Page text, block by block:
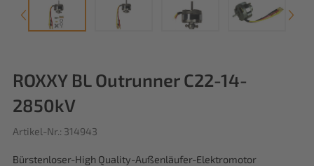
ROXXY BL Outrunner C22-14-
2850kV
Artikel-Nr.: 314943
Bürstenloser-High Quality-Außenläufer-Elektromotor